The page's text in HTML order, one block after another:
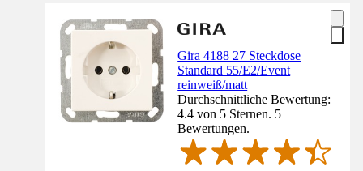
Gira 4188 27 Steckdose
Standard 55/E2/Event
reinweiß/matt
Durchschnittliche Bewertung:
4.4 von 5 Sternen. 5
Bewertungen.